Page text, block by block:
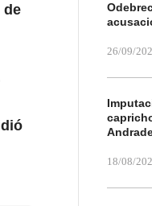
de
26/09/
18/08/